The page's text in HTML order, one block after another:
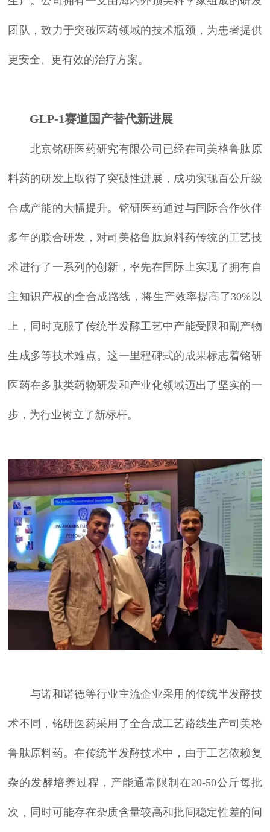
团队，致力于突破医药领域的技术瓶颈，为患者提供
更安全、更有效的治疗方案。
GLP-1赛道国产替代新进展
北京铭研医药研究有限公司已经在司美格鲁肽原
料药的研发上取得了突破性进展，成功实现百公斤级
合成产能的大幅提升。铭研医药通过与国际合作伙伴
多年的联合研发，对司美格鲁肽原料药传统的工艺技
术进行了一系列的创新，率先在国际上实现了拥有自
主知识产权的全合成路线，将生产效率提高了30%以
上，同时克服了传统半发酵工艺中产能受限和副产物
生成多等技术难点。这一里程碑式的成果标志着铭研
医药在多肽类药物研发和产业化领域迈出了坚实的一
步，为行业树立了新标杆。
与诺和诺德等行业主流企业采用的传统半发酵技
术不同，铭研医药采用了全合成工艺路线生产司美格
鲁肽原料药。在传统半发酵技术中，由于工艺依赖复
杂的发酵培养过程，产能通常限制在20-50公斤每批
次，同时可能存在杂质含量较高和批间稳定性差的问